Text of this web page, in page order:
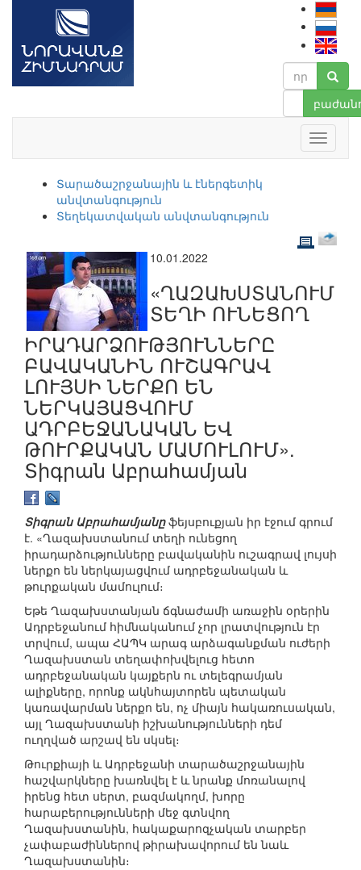
Տարածաշրջանային և էներգետիկ
անվտանգություն
Տեղեկատվական անվտանգություն
10.01.2022
«ՂԱԶԱԽՍՏԱՆՈՒՄ
ՏԵՂԻ ՈՒՆԵՑՈՂ
ԻՐԱԴԱՐՁՈՒԹՅՈՒՆՆԵՐԸ
ԲԱՎԱԿԱՆԻՆ ՈՒՇԱԳՐԱՎ
ԼՈՒՅՍԻ ՆԵՐՔՈ ԵՆ
ՆԵՐԿԱՅԱՑՎՈՒՄ
ԱԴՐԲԵՋԱՆԱԿԱՆ ԵՎ
ԹՈՒՐՔԱԿԱՆ ՄԱՄՈՒԼՈՒՄ».
Տիգրան Աբրահամյան
Տիգրան Աբրահամյանըֆեյսբուքյան իր էջում գրում
է. «Ղազախստանում տեղի ունեցող
իրադարձությունները բավականին ուշագրավ լույսի
ներքո են ներկայացվում ադրբեջանական և
թուրքական մամուլում։
Եթե Ղազախստանյան ճգնաժամի առաջին օրերին
Ադրբեջանում հիմնականում չոր լրատվություն էր
տրվում, ապա ՀԱՊԿ արագ արձագանքման ուժերի
Ղազախստան տեղափոխվելուց հետո
ադրբեջանական կայքերն ու տելեգրամյան
ալիքները, որոնք ակնհայտորեն պետական
կառավարման ներքո են, ոչ միայն հակառուսական,
այլ Ղազախստանի իշխանությունների դեմ
ուղղված արշավ են սկսել։
Թուրքիայի և Ադրբեջանի տարածաշրջանային
հաշվարկները խառնվել է և նրանք մոռանալով
իրենց հետ սերտ, բազմակողմ, խորը
հարաբերությունների մեջ գտնվող
Ղազախստանին, հակաքարոզչական տարբեր
չափաբաժիններով թիրախավորում են նաև
Ղազախստանին։